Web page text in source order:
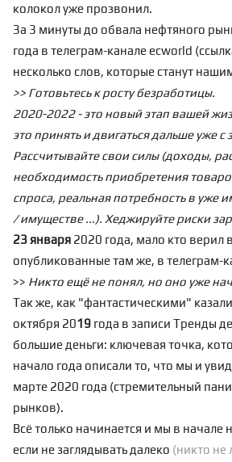
колокол уже прозвонил.
За 3 минуты до обвала нефтяного
года в телеграм-канале ecworld (
несколько слов, которые станут
>> Готовьтесь к росту безработицы.
2020-2022 - это новый этап вашей
это принять и двигаться дальше уже
Рассчитывайте свои силы (доходы,
необходимость приобретения
спроса, реальная потребность в уже
/ имуществе ...). Хеджируйте риски
23 января 2020 года, мало кто верил
опубликованные там же, в телеграм-
>> Никто ещё не понял, но оно уже
Так же, как "фантастическими"
октября 2019 года в записи Тренды
большие деньги: ключевая точка,
начало года описали то, что мы и
марте 2020 года (стремительный
рынков).
Всё только начинается и мы в начале
если не заглядывать далеко (никто не